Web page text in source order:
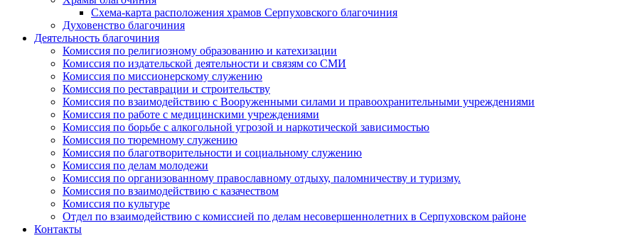
Схема-карта расположения храмов Серпуховского благочиния
Духовенство благочиния
Деятельность благочиния
Комиссия по религиозному образованию и катехизации
Комиссия по издательской деятельности и связям со СМИ
Комиссия по миссионерскому служению
Комиссия по реставрации и строительству
Комиссия по взаимодействию с Вооруженными силами и правоохранительными учреждениями
Комиссия по работе с медицинскими учреждениями
Комиссия по борьбе с алкогольной угрозой и наркотической зависимостью
Комиссия по тюремному служению
Комиссия по благотворительности и социальному служению
Комиссия по делам молодежи
Комиссия по организованному православному отдыху, паломничеству и туризму.
Комиссия по взаимодействию с казачеством
Комиссия по культуре
Отдел по взаимодействию с комиссией по делам несовершеннолетних в Серпуховском районе
Контакты